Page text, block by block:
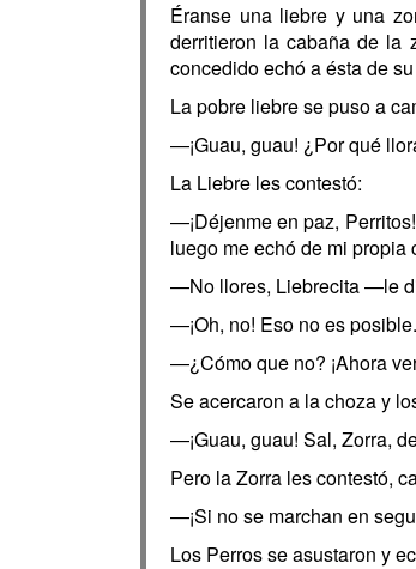
Éranse una liebre y una
derritieron la cabaña de la
concedido echó a ésta de
La pobre liebre se puso a
—¡Guau, guau! ¿Por qué
La Liebre les contestó:
—¡Déjenme en paz,
luego me echó de mi propia
—No llores, Liebrecita —le
—¡Oh, no! Eso no es posible.
—¿Cómo que no? ¡Ahora
Se acercaron a la choza y
—¡Guau, guau! Sal, Zorra,
Pero la Zorra les contestó,
—¡Si no se marchan en
Los Perros se asustaron y